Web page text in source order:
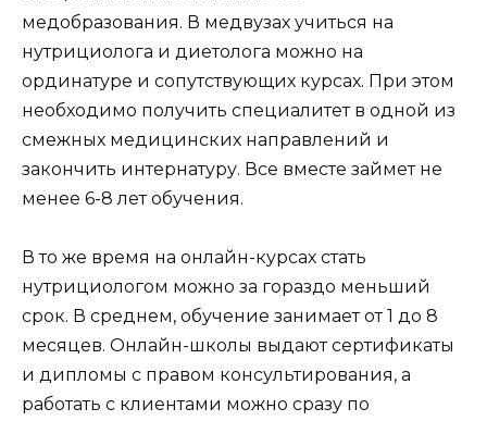
медобразования. В медвузах учиться на
нутрициолога и диетолога можно на
ординатуре и сопутствующих курсах. При этом
необходимо получить специалитет в одной из
смежных медицинских направлений и
закончить интернатуру. Все вместе займет не
менее 6-8 лет обучения.
В то же время на онлайн-курсах стать
нутрициологом можно за гораздо меньший
срок. В среднем, обучение занимает от 1 до 8
месяцев. Онлайн-школы выдают сертификаты
и дипломы с правом консультирования, а
работать с клиентами можно сразу по